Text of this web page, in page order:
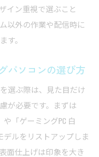
イン重視で選ぶこと
以外の作業や配信時に
す。
パソコンの選び方
選ぶ際は、見た目だけ
が必要です。まずは
や「ゲーミングPC 白
デルをリストアップしま
面仕上げは印象を大き